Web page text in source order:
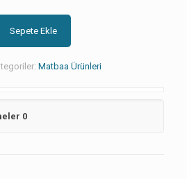
Sepete Ekle
Matbaa Ürünleri
0